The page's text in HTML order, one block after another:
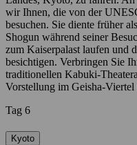
wir Ihnen, die von der
besuchen. Sie diente früher
Shogun während seiner
zum Kaiserpalast laufen und
besichtigen. Verbringen Sie
traditionellen Kabuki-
Vorstellung im Geisha-Viertel
Tag 6
Kyoto